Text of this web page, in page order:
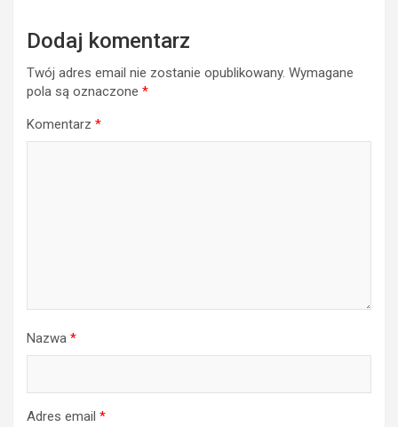
Dodaj komentarz
Twój adres email nie zostanie opublikowany. Wymagane
pola są oznaczone *
Komentarz *
Nazwa *
Adres email *